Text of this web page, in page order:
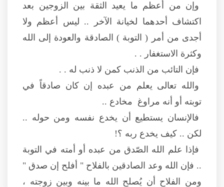
وإن من أعظم ما يعيد الثقة بين الزوجين بعد
اكتشاف أحدهما لخيانة الآخر .. ليس أعظم ولا
أجدى من أمر ( التوبة ) الصادقة والعودة إلى الله
وكثرة الاستغفار . .
فإن التائب من الذنب كمن لا ذنب له . .
والله تعالى يعلم من عبده إن كان صادقاً في
توبته أو أنه مراوغ مخادع ..
فالإنسان يستطيع أن يخدع نفسه ومن حوله ..
لكن .. كيف يخدع ربه ؟!
فإذا علم الله الصّدق من عبده أو أمته في التوبة
.. فإن الله وعد الصادقين بالفلاح " أفلح إن صدق "
ومن الفلاح أن يُصلح الله ما بينه وبين زوجته ،